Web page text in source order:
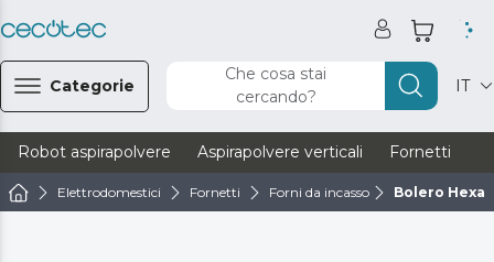
Categorie
Che cosa stai
cercando?
IT
Robot aspirapolvere Aspirapolvere verticali Fornetti
Elettrodomestici Fornetti Forni da incasso Bolero Hexa